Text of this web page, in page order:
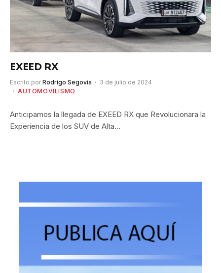
EXEED RX
Escrito por Rodrigo Segovia
3 de julio de 2024
AUTOMOVILISMO
Anticipamos la llegada de EXEED RX que Revolucionara la
Experiencia de los SUV de Alta…